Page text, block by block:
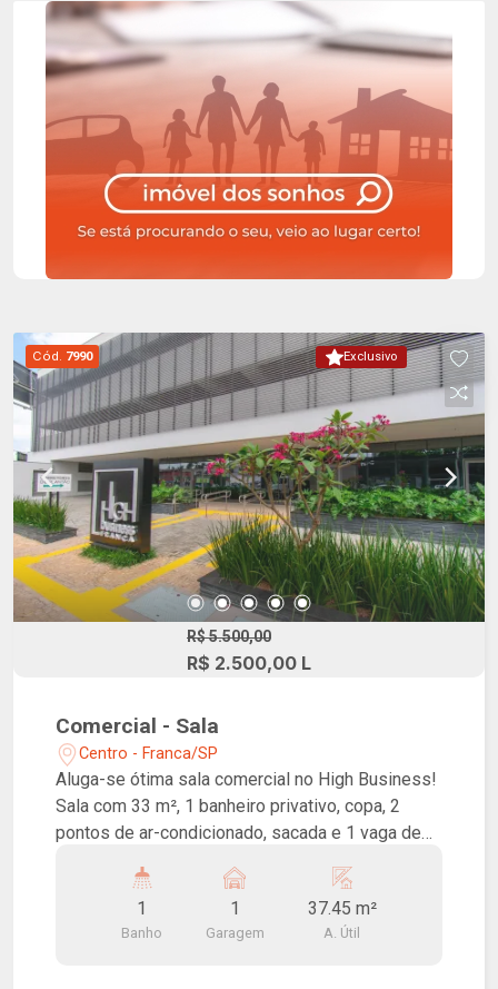
segurança de última geração.
Exclusivo
Cód. 7990
R$ 5.500,00
R$ 2.500,00 L
Comercial - Sala
Centro - Franca/SP
Aluga-se ótima sala comercial no High Business!
Sala com 33 m², 1 banheiro privativo, copa, 2
pontos de ar-condicionado, sacada e 1 vaga de
03 salas de reunião de uso comum, elevadores
inteligentes de alta velocidade, pontos de
1
Banho
1
Garagem
37.45 m²
A. Útil